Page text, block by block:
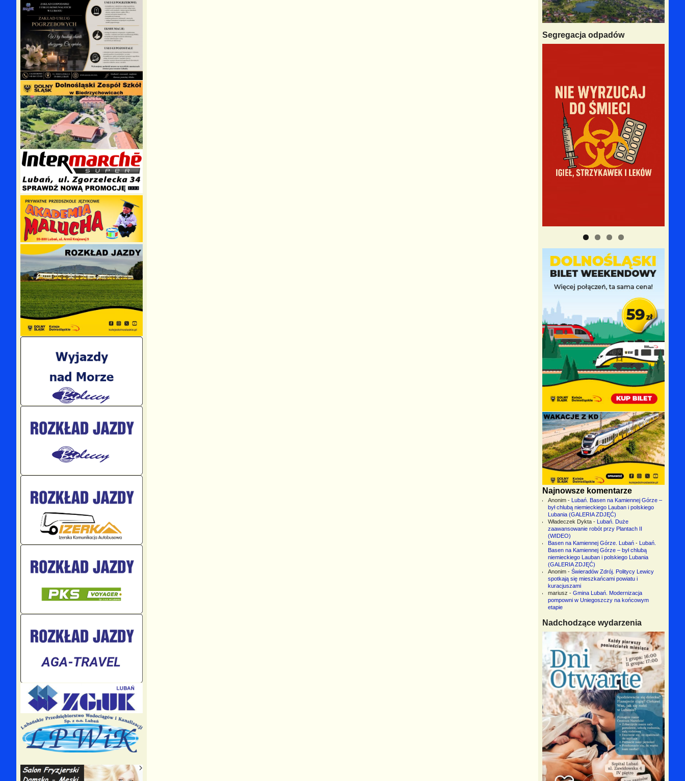
Segregacja odpadów
Najnowsze komentarze
Anonim- Lubań. Basen na Kamiennej Górze –
był chlubą niemieckiego Lauban i polskiego
Lubania (GALERIA ZDJĘĆ)
Władeczek Dykta- Lubań. Duże
zaawansowanie robót przy Plantach II
(WIDEO)
Basen na Kamiennej Górze. Lubań- Lubań.
Basen na Kamiennej Górze – był chlubą
niemieckiego Lauban i polskiego Lubania
(GALERIA ZDJĘĆ)
Anonim- Świeradów Zdrój. Politycy Lewicy
spotkają się mieszkańcami powiatu i
kuracjuszami
mariusz - Gmina Lubań. Modernizacja
pompowni w Uniegoszczy na końcowym
etapie
Nadchodzące wydarzenia